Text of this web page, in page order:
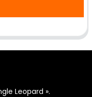
Leopard ».